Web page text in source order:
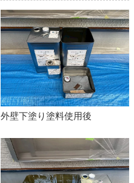
外壁下塗り塗料使用後